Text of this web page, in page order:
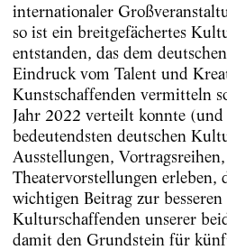
internationaler
so ist ein breitgefächertes
entstanden, das dem
Eindruck vom Talent und
Kunstschaffenden vermitteln
Jahr 2022 verteilt konnte
bedeutendsten deutschen
Ausstellungen,
Theatervorstellungen erleben,
wichtigen Beitrag zur
Kulturschaffenden unserer
damit den Grundstein für